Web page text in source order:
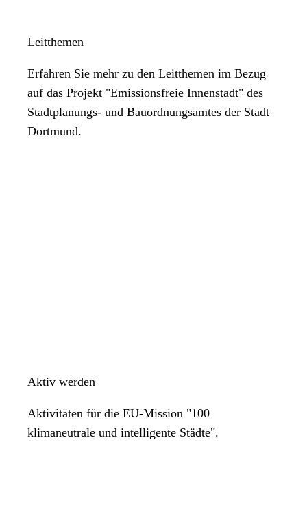
Leitthemen
Erfahren Sie mehr zu den Leitthemen im Bezug
auf das Projekt "Emissionsfreie Innenstadt" des
Stadtplanungs- und Bauordnungsamtes der Stadt
Dortmund.
Aktiv werden
Aktivitäten für die EU-Mission "100
klimaneutrale und intelligente Städte".